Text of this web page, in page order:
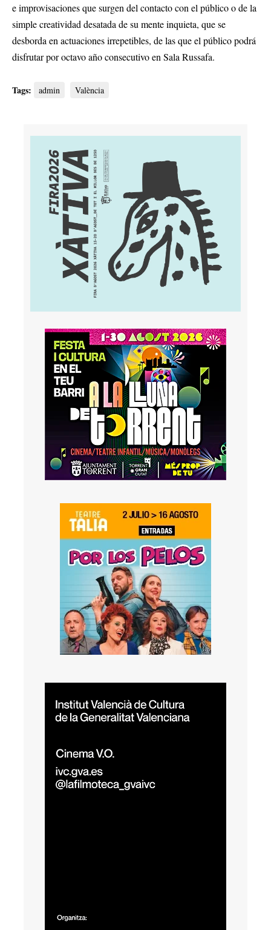
e improvisaciones que surgen del contacto con el público o de la
simple creatividad desatada de su mente inquieta, que se
desborda en actuaciones irrepetibles, de las que el público podrá
disfrutar por octavo año consecutivo en Sala Russafa.
Tags: admin València